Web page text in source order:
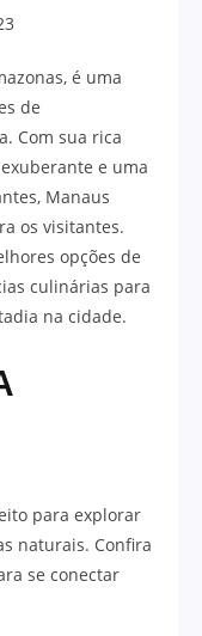
é uma
de
Com sua rica
e uma
Manaus
os visitantes.
opções de
culinárias para
na cidade.
para explorar
naturais. Confira
se conectar